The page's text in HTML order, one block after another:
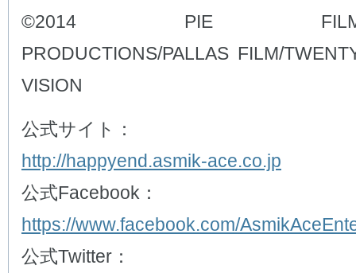
©2014 PIE FILMS/2-
PRODUCTIONS/PALLAS FILM/
VISION
公式サイト：
http://happyend.asmik-ace.co.jp
公式Facebook：
https://www.facebook.com/
公式Twitter：